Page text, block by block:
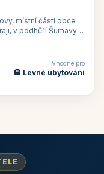
místní části obce
v podhůří Šumavy
Vhodné pro
🏨 Levné ubytování